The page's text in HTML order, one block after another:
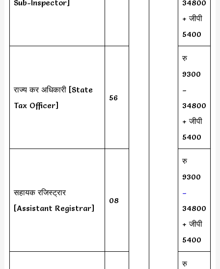
Sub-Inspector]
34800
+ जीपी
5400
राज्य कर अधिकारी [State
Tax Officer]
56
रु
9300
–
34800
+ जीपी
5400
सहायक रजिस्ट्रार
[Assistant Registrar]
08
रु
9300
–
34800
+ जीपी
5400
रु